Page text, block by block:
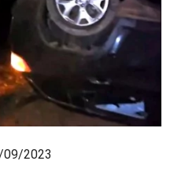
2023